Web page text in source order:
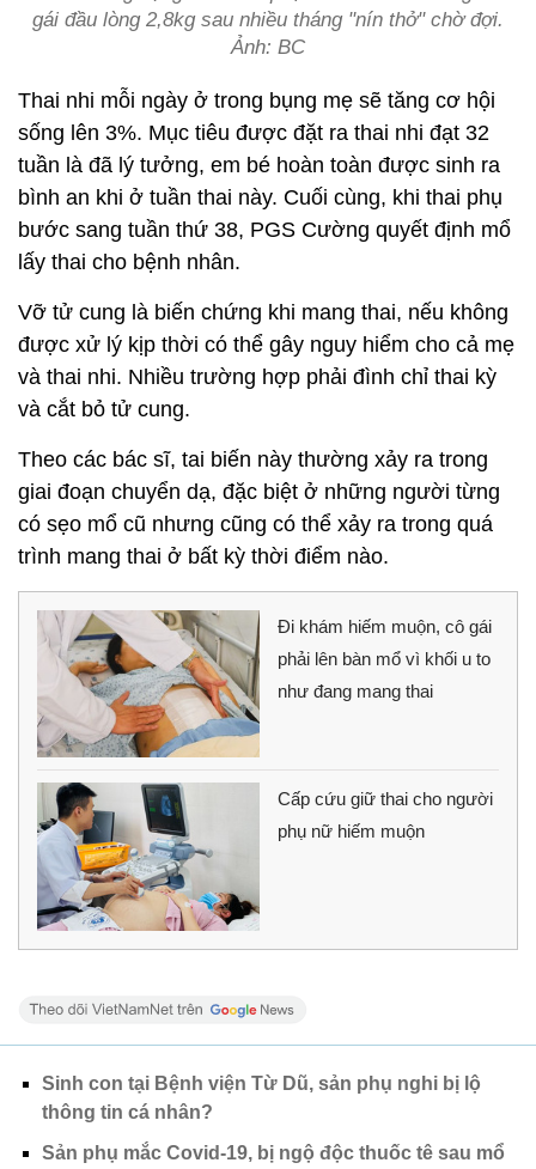
gái đầu lòng 2,8kg sau nhiều tháng "nín thở" chờ đợi.
Ảnh: BC
Thai nhi mỗi ngày ở trong bụng mẹ sẽ tăng cơ hội
sống lên 3%. Mục tiêu được đặt ra thai nhi đạt 32
tuần là đã lý tưởng, em bé hoàn toàn được sinh ra
bình an khi ở tuần thai này. Cuối cùng, khi thai phụ
bước sang tuần thứ 38, PGS Cường quyết định mổ
lấy thai cho bệnh nhân.
Vỡ tử cung là biến chứng khi mang thai, nếu không
được xử lý kịp thời có thể gây nguy hiểm cho cả mẹ
và thai nhi. Nhiều trường hợp phải đình chỉ thai kỳ
và cắt bỏ tử cung.
Theo các bác sĩ, tai biến này thường xảy ra trong
giai đoạn chuyển dạ, đặc biệt ở những người từng
có sẹo mổ cũ nhưng cũng có thể xảy ra trong quá
trình mang thai ở bất kỳ thời điểm nào.
Đi khám hiếm muộn, cô gái
phải lên bàn mổ vì khối u to
như đang mang thai
Cấp cứu giữ thai cho người
phụ nữ hiếm muộn
Sinh con tại Bệnh viện Từ Dũ, sản phụ nghi bị lộ
thông tin cá nhân?
Sản phụ mắc Covid-19, bị ngộ độc thuốc tê sau mổ